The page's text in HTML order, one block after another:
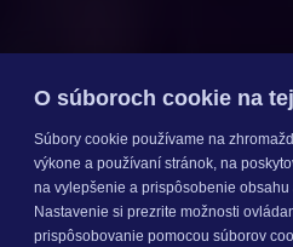
O súboroch cookie na
Súbory cookie používame na
výkone a používaní stránok, na
na vylepšenie a prispôsobenie
Nastavenie si prezrite možnosti
prispôsobovanie pomocou súborov